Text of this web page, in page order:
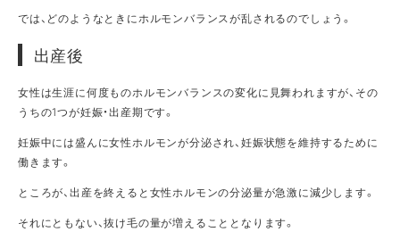
では、どのようなときにホルモンバランスが乱されるのでしょう。
出産後
女性は生涯に何度ものホルモンバランスの変化に見舞われますが、その
うちの1つが妊娠・出産期です。
妊娠中には盛んに女性ホルモンが分泌され、妊娠状態を維持するために
働きます。
ところが、出産を終えると女性ホルモンの分泌量が急激に減少します。
それにともない、抜け毛の量が増えることとなります。